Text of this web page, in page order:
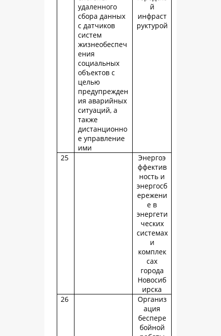
удаленного
сбора данных
с датчиков
систем
жизнеобеспеч
ения
социальных
объектов с
целью
предупрежден
ия аварийных
ситуаций, а
также
дистанционно
е управление
ими
й
инфраст
руктурой
25
Энергоэ
ффектив
ность и
энергосб
ережени
е в
энергети
ческих
системах
и
комплек
сах
города
Новосиб
ирска
26
Организ
ация
беспере
бойной